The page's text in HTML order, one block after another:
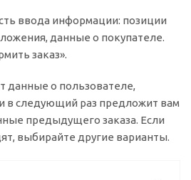
ввода информации: позиции
данные о покупателе.
заказ».
данные о пользователе,
в следующий раз предложит вам
предыдущего заказа. Если
выбирайте другие варианты.